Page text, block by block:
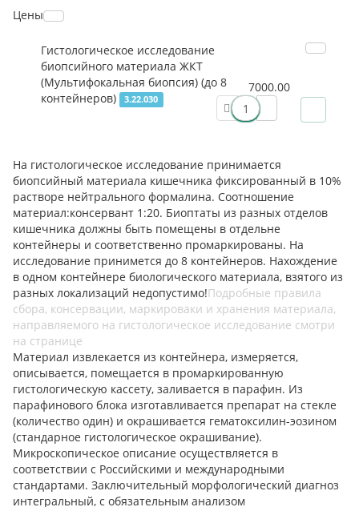
Цены
Гистологическое исследование
биопсийного материала ЖКТ
(Мультифокальная биопсия) (до 8
контейнеров)
3.22.030
7000.00
На гистологическое исследование принимается
биопсийный материала кишечника фиксированный в 10%
растворе нейтрального формалина. Соотношение
материал:консервант 1:20. Биоптаты из разных отделов
кишечника должны быть помещены в отдельне
контейнеры и соответственно промаркированы. На
исследование принимется до 8 контейнеров. Нахождение
в одном контейнере биологического материала, взятого из
разных локализаций недопустимо!Подробные правила
сбора, консервации, маркироваки и хранения материала,
направляемого на гистологическое исследование смотри
на странице
Материал извлекается из контейнера, измеряется,
описывается, помещается в промаркированную
гистологическую кассету, заливается в парафин. Из
парафинового блока изготавливается препарат на стекле
(количество один) и окрашивается гематоксилин-эозином
(стандарное гистологическое окрашивание).
Микроскопическое описание осуществляется в
соответствии с Российскими и международными
стандартами. Заключительный морфологический диагноз
интегральный, с обязательным анализом